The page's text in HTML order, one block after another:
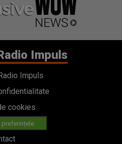
Impuls
Impuls
cookies
preferințele